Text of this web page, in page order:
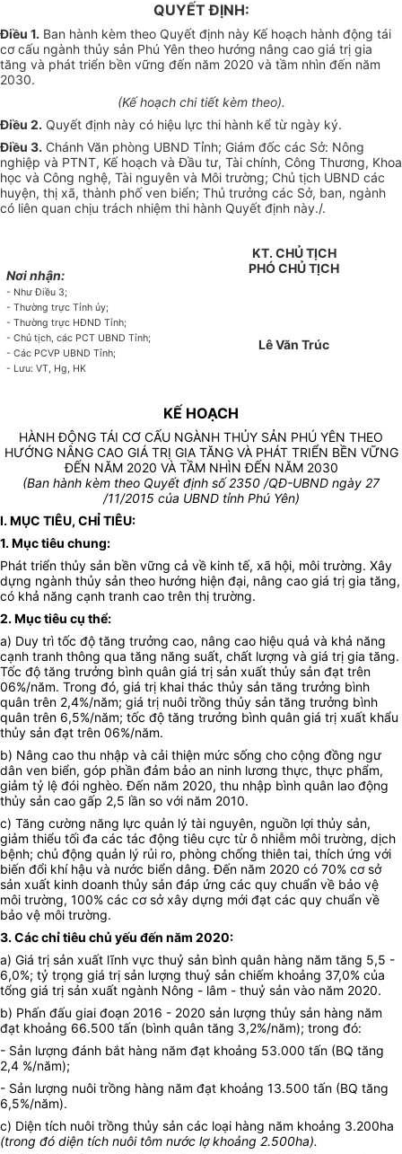
QUYẾT ĐỊNH:
Điều 1. Ban hành kèm theo Quyết định này Kế hoạch hành động tái
cơ cấu ngành thủy sản Phú Yên theo hướng nâng cao giá trị gia
tăng và phát triển bền vững đến năm 2020 và tầm nhìn đến năm
2030.
(Kế hoạch chi tiết kèm theo).
Điều 2. Quyết định này có hiệu lực thi hành kể từ ngày ký.
Điều 3. Chánh Văn phòng UBND Tỉnh; Giám đốc các Sở: Nông
nghiệp và PTNT, Kế hoạch và Đầu tư, Tài chính, Công Thương, Khoa
học và Công nghệ, Tài nguyên và Môi trường; Chủ tịch UBND các
huyện, thị xã, thành phố ven biển; Thủ trưởng các Sở, ban, ngành
có liên quan chịu trách nhiệm thi hành Quyết định này./.
Nơi nhận:
- Như Điều 3;
- Thường trực Tỉnh ủy;
- Thường trực HĐND Tỉnh;
- Chủ tịch, các PCT UBND Tỉnh;
- Các PCVP UBND Tỉnh;
- Lưu: VT, Hg, HK
KT. CHỦ TỊCH
PHÓ CHỦ TỊCH
Lê Văn Trúc
KẾ HOẠCH
HÀNH ĐỘNG TÁI CƠ CẤU NGÀNH THỦY SẢN PHÚ YÊN THEO
HƯỚNG NÂNG CAO GIÁ TRỊ GIA TĂNG VÀ PHÁT TRIỂN BỀN VỮNG
ĐẾN NĂM 2020 VÀ TẦM NHÌN ĐẾN NĂM 2030
(Ban hành kèm theo Quyết định số 2350 /QĐ-UBND ngày 27
/11/2015 của UBND tỉnh Phú Yên)
I. MỤC TIÊU, CHỈ TIÊU:
1. Mục tiêu chung:
Phát triển thủy sản bền vững cả về kinh tế, xã hội, môi trường. Xây
dựng ngành thủy sản theo hướng hiện đại, nâng cao giá trị gia tăng,
có khả năng cạnh tranh cao trên thị trường.
2. Mục tiêu cụ thể:
a) Duy trì tốc độ tăng trưởng cao, nâng cao hiệu quả và khả năng
cạnh tranh thông qua tăng năng suất, chất lượng và giá trị gia tăng.
Tốc độ tăng trưởng bình quân giá trị sản xuất thủy sản đạt trên
06%/năm. Trong đó, giá trị khai thác thủy sản tăng trưởng bình
quân trên 2,4%/năm; giá trị nuôi trồng thủy sản tăng trưởng bình
quân trên 6,5%/năm; tốc độ tăng trưởng bình quân giá trị xuất khẩu
thủy sản đạt trên 06%/năm.
b) Nâng cao thu nhập và cải thiện mức sống cho cộng đồng ngư
dân ven biển, góp phần đảm bảo an ninh lương thực, thực phẩm,
giảm tỷ lệ đói nghèo. Đến năm 2020, thu nhập bình quân lao động
thủy sản cao gấp 2,5 lần so với năm 2010.
c) Tăng cường năng lực quản lý tài nguyên, nguồn lợi thủy sản,
giảm thiểu tối đa các tác động tiêu cực từ ô nhiễm môi trường, dịch
bệnh; chủ động quản lý rủi ro, phòng chống thiên tai, thích ứng với
biến đổi khí hậu và nước biển dâng. Đến năm 2020 có 70% cơ sở
sản xuất kinh doanh thủy sản đáp ứng các quy chuẩn về bảo vệ
môi trường, 100% các cơ sở xây dựng mới đạt các quy chuẩn về
bảo vệ môi trường.
3. Các chỉ tiêu chủ yếu đến năm 2020:
a) Giá trị sản xuất lĩnh vực thuỷ sản bình quân hàng năm tăng 5,5 -
6,0%; tỷ trọng giá trị sản lượng thuỷ sản chiếm khoảng 37,0% của
tổng giá trị sản xuất ngành Nông - lâm - thuỷ sản vào năm 2020.
b) Phấn đấu giai đoạn 2016 - 2020 sản lượng thủy sản hàng năm
đạt khoảng 66.500 tấn (bình quân tăng 3,2%/năm); trong đó:
- Sản lượng đánh bắt hàng năm đạt khoảng 53.000 tấn (BQ tăng
2,4 %/năm);
- Sản lượng nuôi trồng hàng năm đạt khoảng 13.500 tấn (BQ tăng
6,5%/năm).
c) Diện tích nuôi trồng thủy sản các loại hàng năm khoảng 3.200ha
(trong đó diện tích nuôi tôm nước lợ khoảng 2.500ha).